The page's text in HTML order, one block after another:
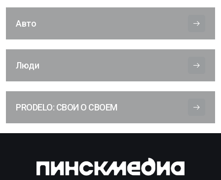
Авто
Люди
PRODELO: СВОИ О СВОЕМ